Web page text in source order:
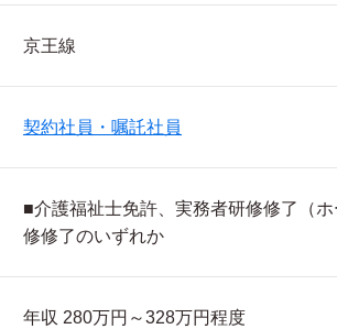
京王線
契約社員・嘱託社員
■介護福祉士免許、実務者研修修了（
修修了のいずれか
年収 280万円～328万円程度